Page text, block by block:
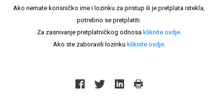
Ako nemate korisničko ime i lozinku za pristup ili je pretplata istekla,
potrebno se pretplatiti.
Za zasnivanje pretplatničkog odnosa kliknite ovdje.
Ako ste zaboravili lozinku kliknite ovdje.